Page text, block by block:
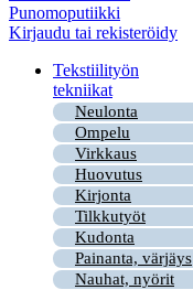
Punomoputiikki
Kirjaudu tai rekisteröidy
Tekstiilityön
tekniikat
Neulonta
Ompelu
Virkkaus
Huovutus
Kirjonta
Tilkkutyöt
Kudonta
Painanta, värjäys
Nauhat, nyörit